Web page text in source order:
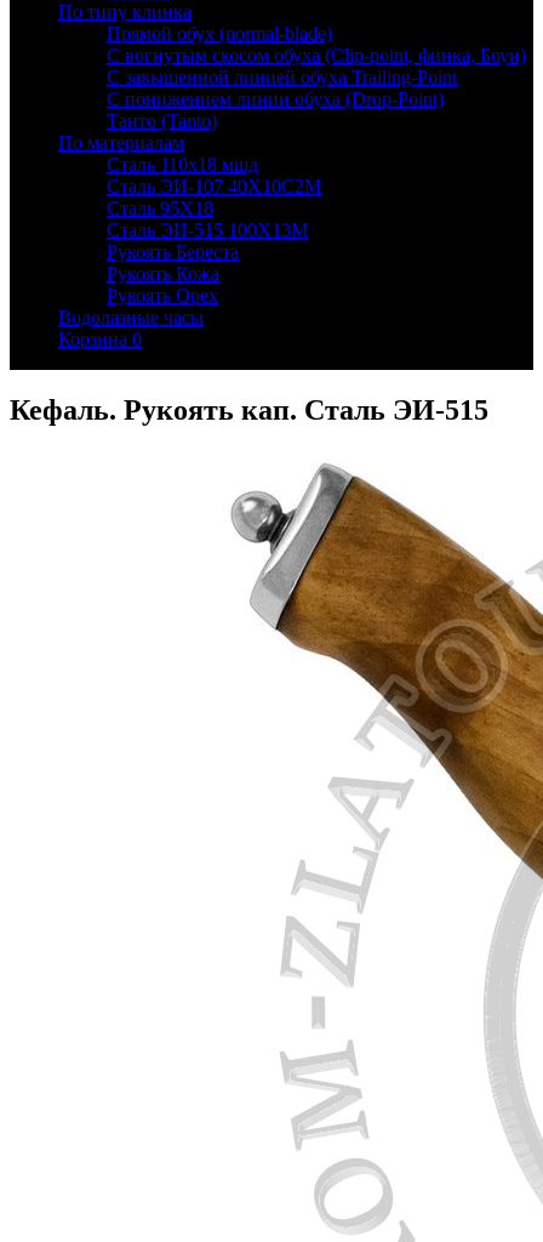
По типу клинка
Прямой обух (normal-blade)
С вогнутым скосом обуха (Clip-point, финка, Боуи)
С завышенной линией обуха Trailing-Point
С понижением линии обуха (Drop-Point)
Танто (Tanto)
По материалам
Сталь 110х18 мшд
Сталь ЭИ-107 40Х10С2М
Сталь 95Х18
Сталь ЭИ-515 100Х13М
Рукоять Береста
Рукоять Кожа
Рукоять Орех
Водолазные часы
Корзина 0
Кефаль. Рукоять кап. Сталь ЭИ-515